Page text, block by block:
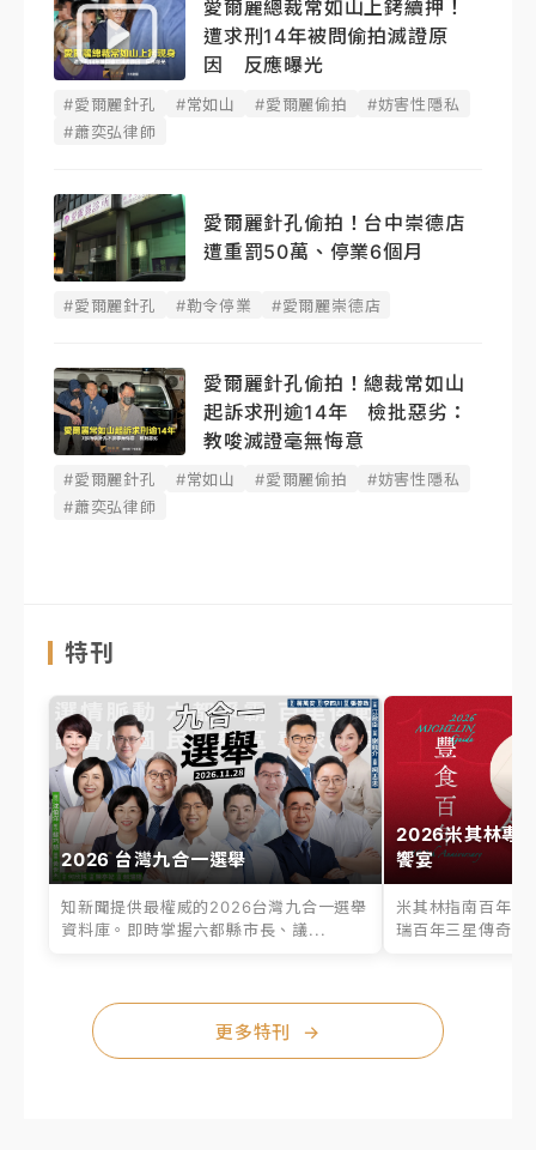
愛爾麗總裁常如山上銬續押！
遭求刑14年被問偷拍滅證原
因 反應曝光
#愛爾麗針孔 #常如山 #愛爾麗偷拍
#妨害性隱私
#蕭奕弘律師
愛爾麗針孔偷拍！台中崇德店
遭重罰50萬、停業6個月
#愛爾麗針孔 #勒令停業 #愛爾麗崇德店
愛爾麗針孔偷拍！總裁常如山
起訴求刑逾14年 檢批惡劣：
教唆滅證毫無悔意
#愛爾麗針孔 #常如山 #愛爾麗偷拍
#妨害性隱私
#蕭奕弘律師
特刊
2026 台灣九合一選舉
知新聞提供最權威的2026台灣九合一選舉
資料庫。即時掌握六都縣市長、議...
2026米其林專
饗宴
米其林指南百年之
瑞百年三星傳奇、
更多特刊 →